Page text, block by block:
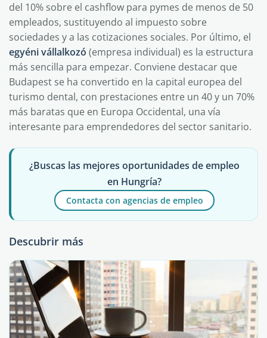
del 10% sobre el cashflow para pymes de menos de 50
empleados, sustituyendo al impuesto sobre
sociedades y a las cotizaciones sociales. Por último, el
egyéni vállalkozó (empresa individual) es la estructura
más sencilla para empezar. Conviene destacar que
Budapest se ha convertido en la capital europea del
turismo dental, con prestaciones entre un 40 y un 70%
más baratas que en Europa Occidental, una vía
interesante para emprendedores del sector sanitario.
¿Buscas las mejores oportunidades de empleo
en Hungría?
Contacta con agencias de empleo
Descubrir más